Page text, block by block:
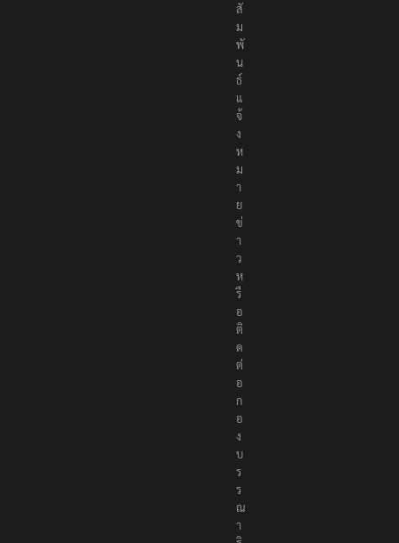
สั
ม
พั
น
ธ์
แ
จ้
ง
ห
ม
า
ย
ข่
า
ว
ห
รื
อ
ติ
ด
ต่
อ
ก
อ
ง
บ
ร
ร
ณ
า